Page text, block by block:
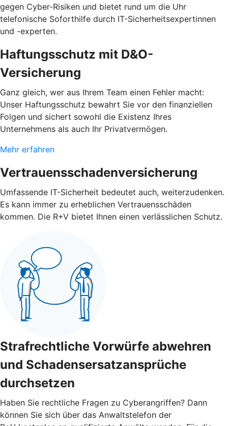
gegen Cyber-Risiken und bietet rund um die Uhr
telefonische Soforthilfe durch IT-Sicherheitsexpertinnen
und -experten.
Haftungsschutz mit D&O-
Versicherung
Ganz gleich, wer aus Ihrem Team einen Fehler macht:
Unser Haftungsschutz bewahrt Sie vor den finanziellen
Folgen und sichert sowohl die Existenz Ihres
Unternehmens als auch Ihr Privatvermögen.
Mehr erfahren
Vertrauensschadenversicherung
Umfassende IT-Sicherheit bedeutet auch, weiterzudenken.
Es kann immer zu erheblichen Vertrauensschäden
kommen. Die R+V bietet Ihnen einen verlässlichen Schutz.
Strafrechtliche Vorwürfe abwehren
und Schadensersatzansprüche
durchsetzen
Haben Sie rechtliche Fragen zu Cyberangriffen? Dann
können Sie sich über das Anwaltstelefon der